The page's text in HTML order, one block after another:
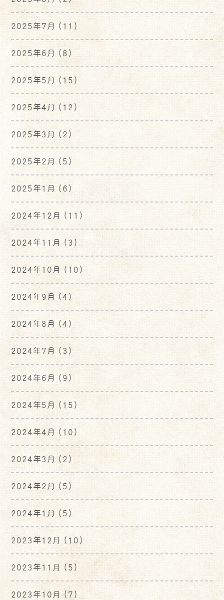
2025年7月 (11)
2025年6月 (8)
2025年5月 (15)
2025年4月 (12)
2025年3月 (2)
2025年2月 (5)
2025年1月 (6)
2024年12月 (11)
2024年11月 (3)
2024年10月 (10)
2024年9月 (4)
2024年8月 (4)
2024年7月 (3)
2024年6月 (9)
2024年5月 (15)
2024年4月 (10)
2024年3月 (2)
2024年2月 (5)
2024年1月 (5)
2023年12月 (10)
2023年11月 (5)
2023年10月 (7)